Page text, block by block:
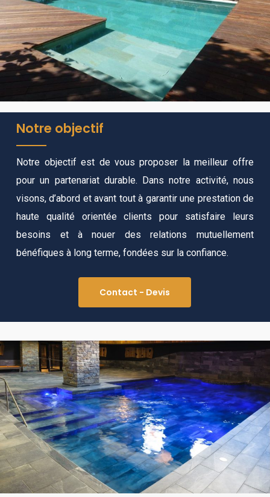
Notre objectif
Notre objectif est de vous proposer la meilleur offre
pour un partenariat durable. Dans notre activité, nous
visons, d’abord et avant tout à garantir une prestation de
haute qualité orientée clients pour satisfaire leurs
besoins et à nouer des relations mutuellement
bénéfiques à long terme, fondées sur la confiance.
Contact - Devis